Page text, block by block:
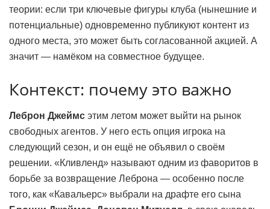
теории: если три ключевые фигуры клуба (нынешние и
потенциальные) одновременно публикуют контент из
одного места, это может быть согласованной акцией. А
значит — намёком на совместное будущее.
Контекст: почему это важно
Леброн Джеймс этим летом может выйти на рынок
свободных агентов. У него есть опция игрока на
следующий сезон, и он ещё не объявил о своём
решении. «Кливленд» называют одним из фаворитов в
борьбе за возвращение Леброна — особенно после
того, как «Кавальерс» выбрали на драфте его сына